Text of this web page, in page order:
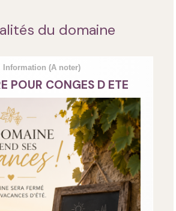
du domaine
Information (A noter)
POUR CONGES D ETE